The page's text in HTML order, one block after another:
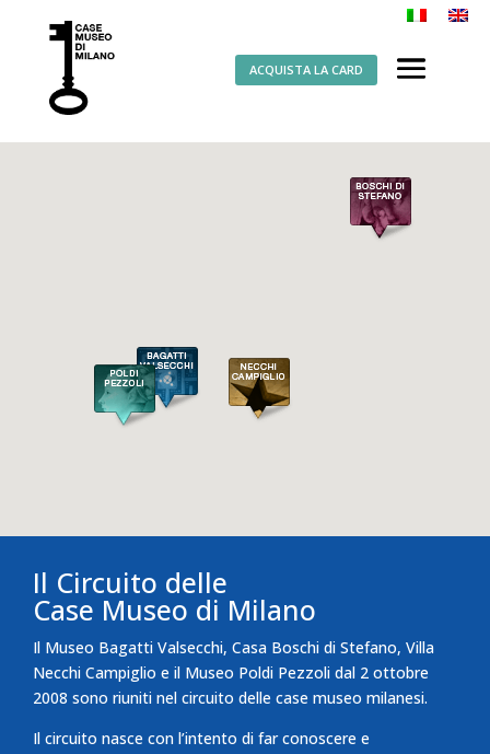
ACQUISTA LA CARD
Il Circuito delle
Case Museo di Milano
Il Museo Bagatti Valsecchi, Casa Boschi di Stefano, Villa
Necchi Campiglio e il Museo Poldi Pezzoli dal 2 ottobre
2008 sono riuniti nel circuito delle case museo milanesi.
Il circuito nasce con l’intento di far conoscere e